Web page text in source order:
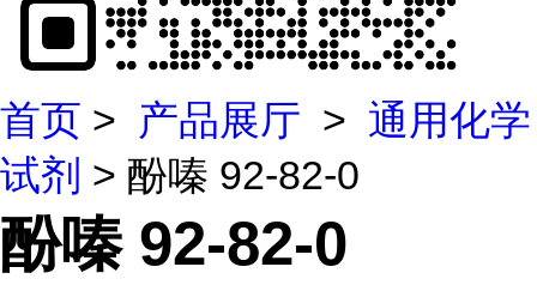
首页 > 产品展厅 > 通用化学
试剂 > 酚嗪 92-82-0
酚嗪 92-82-0